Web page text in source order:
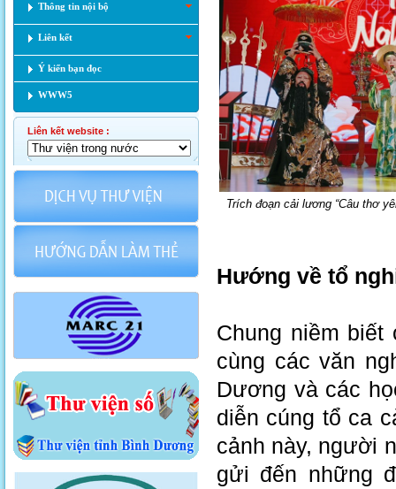
Thông tin nội bộ
Liên kết
Ý kiến bạn đọc
WWW5
Liên kết website :
Trích đoạn cải lương “Câu thơ
Hướng về tổ
Chung niềm
cùng các văn
Dương và các
diễn cúng tổ ca
cảnh này, người
gửi đến những